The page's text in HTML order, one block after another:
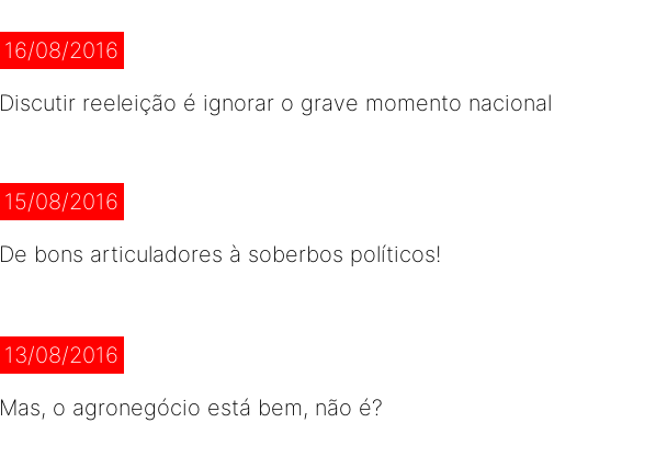
16/08/2016
Discutir reeleição é ignorar o grave momento nacional
15/08/2016
De bons articuladores à soberbos políticos!
13/08/2016
Mas, o agronegócio está bem, não é?